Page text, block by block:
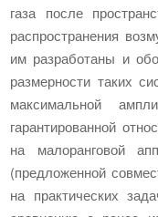
газа после
распространения
им разработаны и
размерности таких
максимальной
гарантированной
на малоранговой
(предложенной
на практических